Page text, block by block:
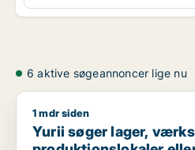
6 aktive søgeannoncer lige nu
Yurii søger lager, værksted,
1 mdr siden
Yurii søger lager,